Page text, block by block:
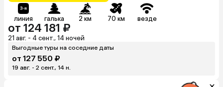
линия галька 2 км 70 км везде
от 124 181 ₽
21 авг. - 4 сент., 14 ночей
Выгодные туры на соседние даты
от 127 550 ₽
19 авг. - 2 сент., 14 н.